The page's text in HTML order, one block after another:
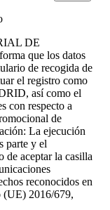
DE
que los datos
de recogida de
el registro como
así como el
con respecto a
de
La ejecución
parte y el
de aceptar la casilla
reconocidos en
(UE) 2016/679,